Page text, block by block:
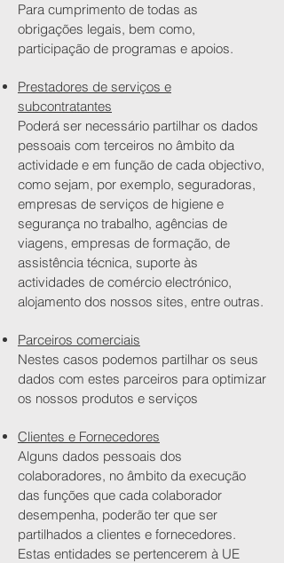
Para cumprimento de todas as
obrigações legais, bem como,
participação de programas e apoios.
Prestadores de serviços e
subcontratantes
Poderá ser necessário partilhar os dados
pessoais com terceiros no âmbito da
actividade e em função de cada objectivo,
como sejam, por exemplo, seguradoras,
empresas de serviços de higiene e
segurança no trabalho, agências de
viagens, empresas de formação, de
assistência técnica, suporte às
actividades de comércio electrónico,
alojamento dos nossos sites, entre outras.
Parceiros comerciais
Nestes casos podemos partilhar os seus
dados com estes parceiros para optimizar
os nossos produtos e serviços
Clientes e Fornecedores
Alguns dados pessoais dos
colaboradores, no âmbito da execução
das funções que cada colaborador
desempenha, poderão ter que ser
partilhados a clientes e fornecedores.
Estas entidades se pertencerem à UE